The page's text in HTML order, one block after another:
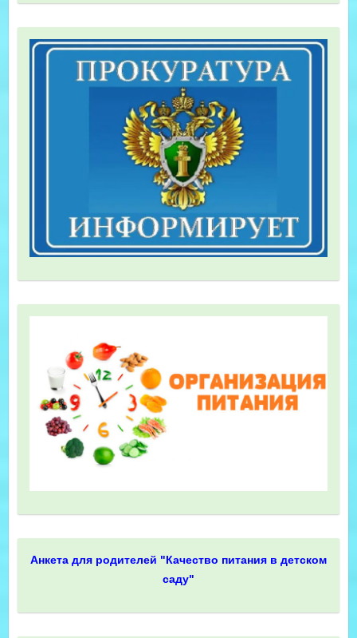
Анкета для родителей "Качество питания в детском
саду"